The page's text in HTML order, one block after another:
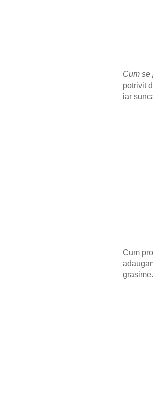
Cum se
potrivit
iar
Cum
grasime.